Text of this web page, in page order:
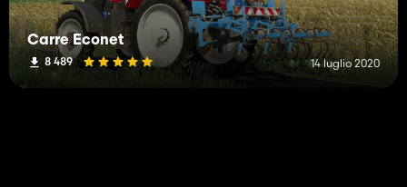
Carre Econet
8 489 14 luglio 2020